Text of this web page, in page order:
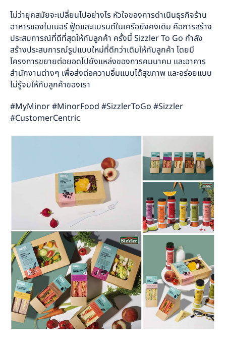
ไม่ว่ายุคสมัยจะเปลี่ยนไปอย่างไร หัวใจของการดำเนินธุรกิจร้าน
อาหารของไมเนอร์ ฟู้ดและแบรนด์ในเครือยังคงเดิม คือการสร้าง
ประสบการณ์ที่ดีที่สุดให้กับลูกค้า ครั้งนี้ Sizzler To Go กำลัง
สร้างประสบการณ์รูปแบบใหม่ที่ดีกว่าเดิมให้กับลูกค้า โดยมี
โครงการขยายต่อยอดไปยังแหล่งของการคมนาคม และอาคาร
สำนักงานต่างๆ เพื่อส่งต่อความอิ่มแบบได้สุขภาพ และอร่อยแบบ
ไม่รู้จบให้กับลูกค้าของเรา
#MyMinor #MinorFood #SizzlerToGo #Sizzler
#CustomerCentric